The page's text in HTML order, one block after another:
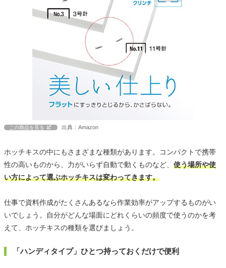
この商品を見る 出典：Amazon
ホッチキスの中にもさまざまな種類があります。コンパクトで携帯
性の高いものから、力がいらず自動で動くものなど、 使う場所や使
い方によって選ぶホッチキスは変わってきます。
仕事で資料作成がたくさんあるなら作業効率がアップするものがい
いでしょう。自分がどんな場面にどれくらいの頻度で使うのかを考
えて、ホッチキスの種類を選びましょう。
「ハンディタイプ」ひとつ持っておくだけで便利